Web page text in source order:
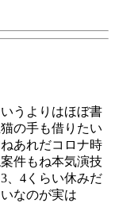
うよりはほぼ書
の手も借りたい
あれだコロナ時
件もね本気演技
、4くらい休みだ
なのが実は